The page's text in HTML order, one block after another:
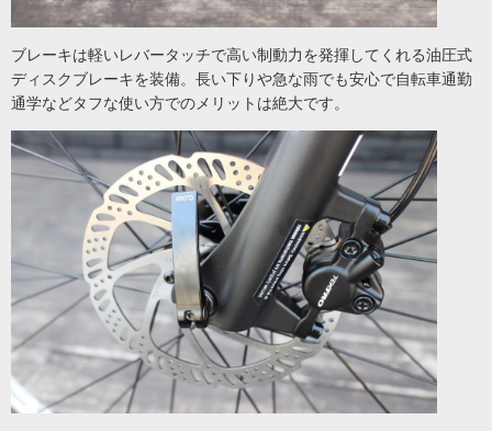
ブレーキは軽いレバータッチで高い制動力を発揮してくれる油圧式
ディスクブレーキを装備。長い下りや急な雨でも安心で自転車通勤
通学などタフな使い方でのメリットは絶大です。